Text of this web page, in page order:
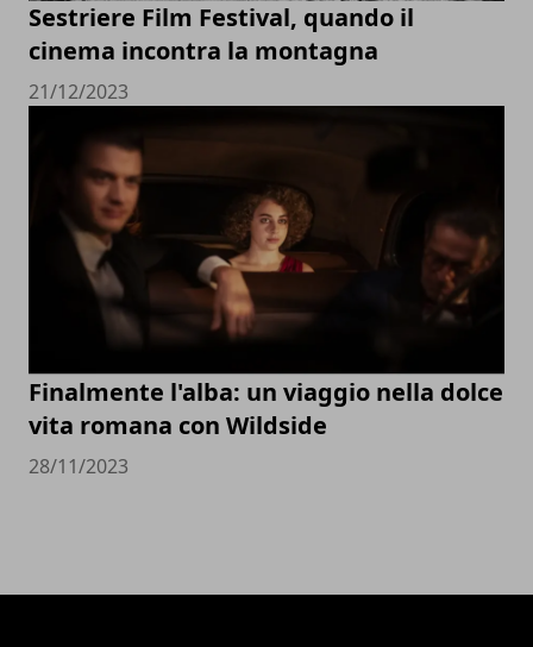
Sestriere Film Festival, quando il
cinema incontra la montagna
21/12/2023
Finalmente l'alba: un viaggio nella dolce
vita romana con Wildside
28/11/2023